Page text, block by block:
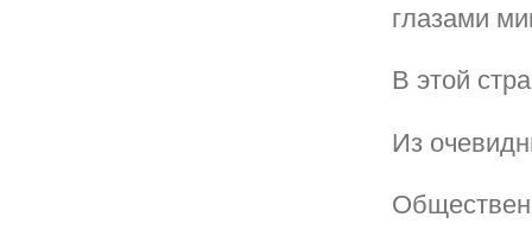
глазами
В этой
Из